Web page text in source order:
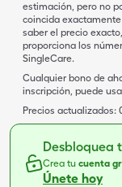
estimación, pero no
coincida
saber el precio
proporciona los
SingleCare.
Cualquier bono de
inscripción, puede
Precios actualizados:
Desbloquea
Crea tu cuenta
Únete hoy